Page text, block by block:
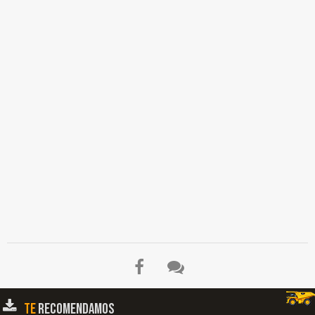
TERECOMENDAMOS